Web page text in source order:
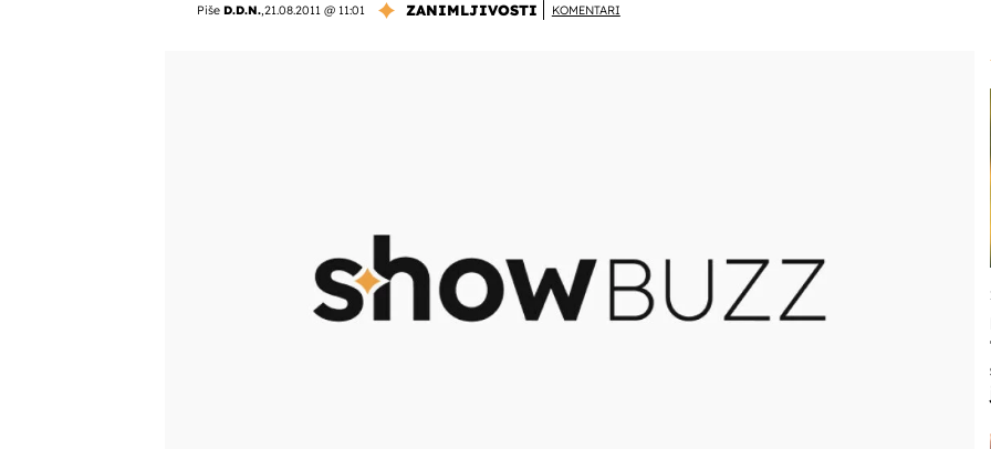
Piše D.D.N.,21.08.2011 @ 11:01 ZANIMLJIVOSTI KOMENTARI